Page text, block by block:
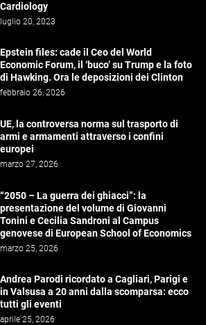
Cardiology
luglio 20, 2023
Epstein files: cade il Ceo del World
Economic Forum, il ‘buco’ su Trump e la foto
di Hawking. Ora le deposizioni dei Clinton
febbraio 26, 2026
UE, la controversa norma sul trasporto di
armi e armamenti attraverso i confini
europei
marzo 27, 2026
“2050 – La guerra dei ghiacci”: la
presentazione del volume di Giovanni
Tonini e Cecilia Sandroni al Campus
genovese di European School of Economics
marzo 25, 2026
Andrea Parodi ricordato a Cagliari, Parigi e
in Valsusa a 20 anni dalla scomparsa: ecco
tutti gli eventi
aprile 25, 2026